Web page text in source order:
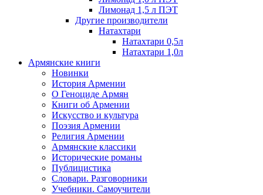
Лимонад 1,5 л ПЭТ
Другие производители
Натахтари
Натахтари 0,5л
Натахтари 1,0л
Армянские книги
Новинки
История Армении
О Геноциде Армян
Книги об Армении
Иcкусство и культура
Поэзия Армении
Религия Армении
Армянские классики
Исторические романы
Публицистика
Словари. Разговорники
Учебники. Самоучители